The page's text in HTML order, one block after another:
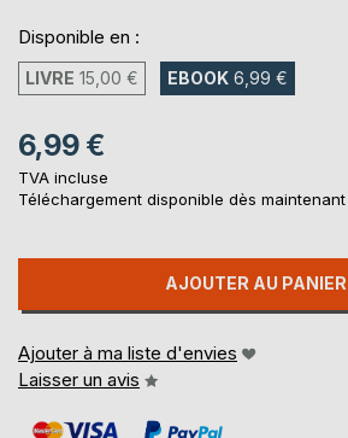
Disponible en :
LIVRE 15,00 € EBOOK 6,99 €
6,99 €
TVA incluse
Téléchargement disponible dès maintenant
AJOUTER AU PANIER
Ajouter à ma liste d'envies
Laisser un avis